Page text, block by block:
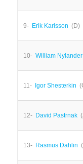
9- Erik Karlsson (D)
10- William Nylander
11- Igor Shesterkin
12- David Pastrnak
13- Rasmus Dahlin